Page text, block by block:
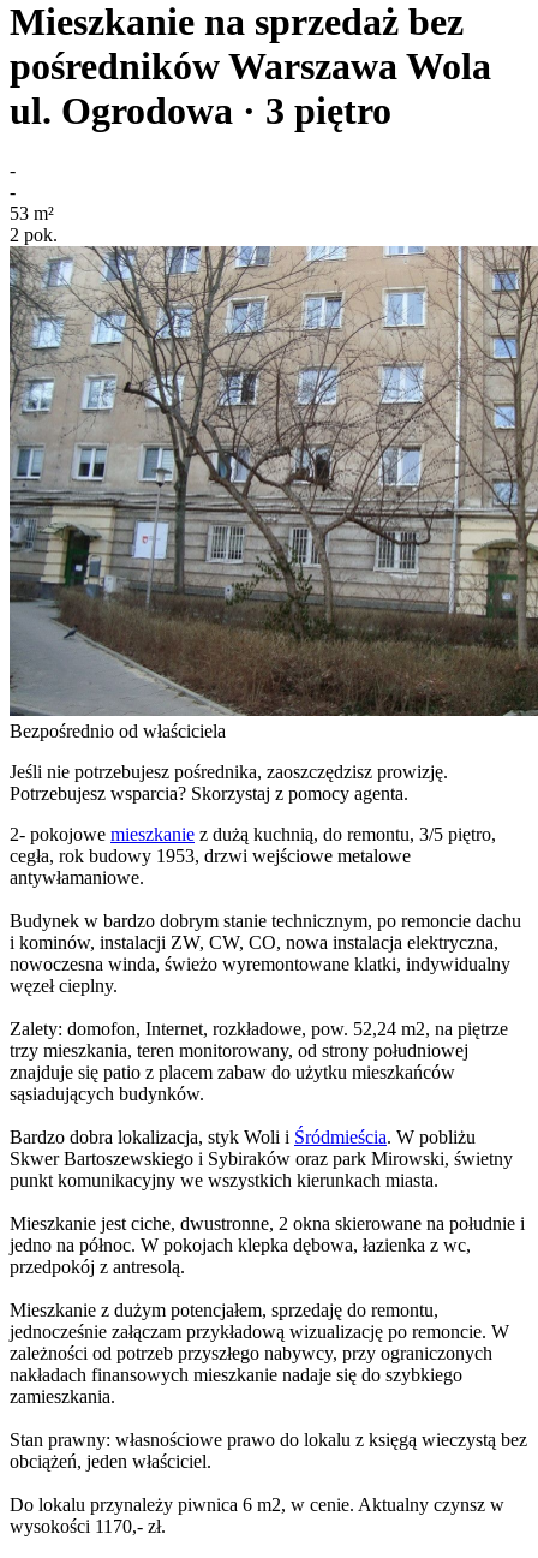
Mieszkanie na sprzedaż bez
pośrednikówWarszawa Wola
ul. Ogrodowa · 3 piętro
-
-
53 m²
2 pok.
Bezpośrednio od właściciela
Jeśli nie potrzebujesz pośrednika, zaoszczędzisz prowizję.
Potrzebujesz wsparcia? Skorzystaj z pomocy agenta.
2- pokojowe mieszkanie z dużą kuchnią, do remontu, 3/5 piętro,
cegła, rok budowy 1953, drzwi wejściowe metalowe
antywłamaniowe.
Budynek w bardzo dobrym stanie technicznym, po remoncie dachu
i kominów, instalacji ZW, CW, CO, nowa instalacja elektryczna,
nowoczesna winda, świeżo wyremontowane klatki, indywidualny
węzeł cieplny.
Zalety: domofon, Internet, rozkładowe, pow. 52,24 m2, na piętrze
trzy mieszkania, teren monitorowany, od strony południowej
znajduje się patio z placem zabaw do użytku mieszkańców
sąsiadujących budynków.
Bardzo dobra lokalizacja, styk Woli i Śródmieścia. W pobliżu
Skwer Bartoszewskiego i Sybiraków oraz park Mirowski, świetny
punkt komunikacyjny we wszystkich kierunkach miasta.
Mieszkanie jest ciche, dwustronne, 2 okna skierowane na południe i
jedno na północ. W pokojach klepka dębowa, łazienka z wc,
przedpokój z antresolą.
Mieszkanie z dużym potencjałem, sprzedaję do remontu,
jednocześnie załączam przykładową wizualizację po remoncie. W
zależności od potrzeb przyszłego nabywcy, przy ograniczonych
nakładach finansowych mieszkanie nadaje się do szybkiego
zamieszkania.
Stan prawny: własnościowe prawo do lokalu z księgą wieczystą bez
obciążeń, jeden właściciel.
Do lokalu przynależy piwnica 6 m2, w cenie. Aktualny czynsz w
wysokości 1170,- zł.